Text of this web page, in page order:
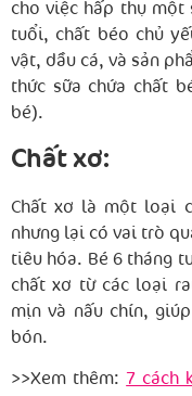
cho việc hấp thụ
tuổi, chất béo chủ
vật, dầu cá, và sản
thức sữa chứa chất
bé).
Chất xơ:
Chất xơ là một loại
nhưng lại có vai trò
tiêu hóa. Bé 6 tháng
chất xơ từ các loại
mịn và nấu chín,
bón.
>>Xem thêm:
7 cách